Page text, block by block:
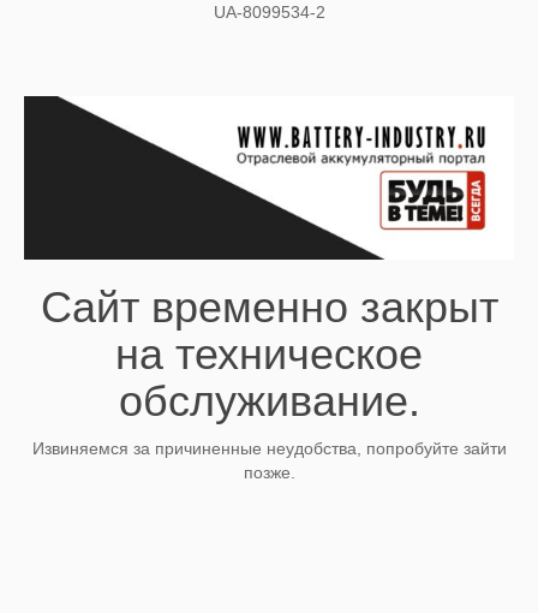
UA-8099534-2
Сайт временно закрыт
на техническое
обслуживание.
Извиняемся за причиненные неудобства, попробуйте зайти
позже.